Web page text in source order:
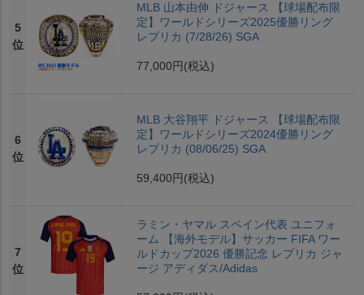
5
位
MLB 山本由伸 ドジャース 【球場配布限
定】ワールドシリーズ2025優勝リング
レプリカ (7/28/26) SGA
77,000円 (税込)
6
位
MLB 大谷翔平 ドジャース 【球場配布限
定】ワールドシリーズ2024優勝リング
レプリカ (08/06/25) SGA
59,400円 (税込)
7
位
ラミン・ヤマル スペイン代表 ユニフォ
ーム 【海外モデル】サッカー FIFA ワー
ルドカップ2026 優勝記念 レプリカ ジャ
ージ アディダス/Adidas